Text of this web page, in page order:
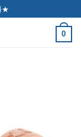
★
0